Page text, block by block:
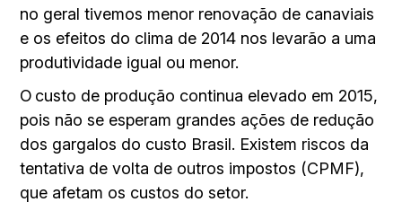
no geral tivemos menor renovação de canaviais
e os efeitos do clima de 2014 nos levarão a uma
produtividade igual ou menor.
O custo de produção continua elevado em 2015,
pois não se esperam grandes ações de redução
dos gargalos do custo Brasil. Existem riscos da
tentativa de volta de outros impostos (CPMF),
que afetam os custos do setor.